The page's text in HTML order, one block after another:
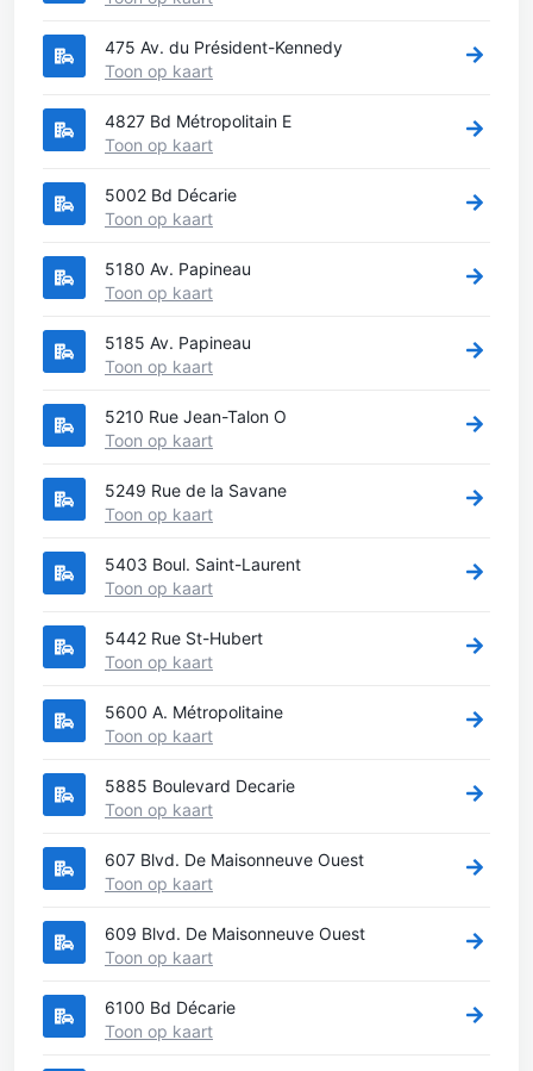
475 Av. du Président-Kennedy
Toon op kaart
4827 Bd Métropolitain E
Toon op kaart
5002 Bd Décarie
Toon op kaart
5180 Av. Papineau
Toon op kaart
5185 Av. Papineau
Toon op kaart
5210 Rue Jean-Talon O
Toon op kaart
5249 Rue de la Savane
Toon op kaart
5403 Boul. Saint-Laurent
Toon op kaart
5442 Rue St-Hubert
Toon op kaart
5600 A. Métropolitaine
Toon op kaart
5885 Boulevard Decarie
Toon op kaart
607 Blvd. De Maisonneuve Ouest
Toon op kaart
609 Blvd. De Maisonneuve Ouest
Toon op kaart
6100 Bd Décarie
Toon op kaart